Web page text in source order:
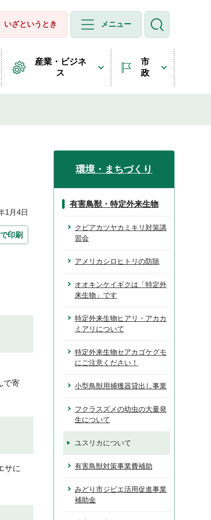
いざというとき メニュー
産業・ビジネ
ス
市
政
1月4日
印刷
で寄
サに
環境・まちづくり
有害鳥獣・特定外来生物
クビアカツヤカミキリ対策講
習会
アメリカシロヒトリの防除
オオキンケイギクは「特定外
来生物」です
特定外来生物ヒアリ・アカカ
ミアリについて
特定外来生物セアカゴケグモ
にご注意ください！
小型鳥獣用捕獲器貸出し事業
フクラスズメの幼虫の大量発
生について
ユスリカについて
有害鳥獣対策事業費補助
みどり市ジビエ活用促進事業
補助金